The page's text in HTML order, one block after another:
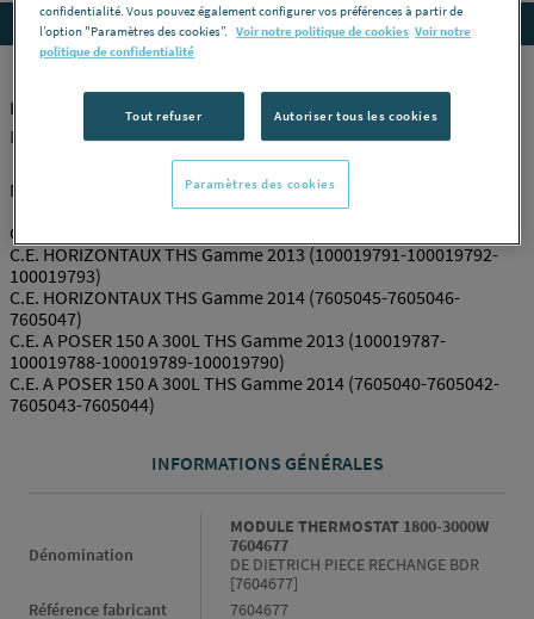
Accedez aux détails du produit
MODULE THERMOSTAT 1800-3000W 7604677
DE DIETRICH PIECE RECHANGE BDR [7604677]
MODULE THERMOSTAT 1800W A 3000W HZ/SS T3
Cette pièce peut-être montée notamment sur les appareils :
C.E. HORIZONTAUX THS Gamme 2013 (100019791-100019792-
100019793)
C.E. HORIZONTAUX THS Gamme 2014 (7605045-7605046-
7605047)
C.E. A POSER 150 A 300L THS Gamme 2013 (100019787-
100019788-100019789-100019790)
C.E. A POSER 150 A 300L THS Gamme 2014 (7605040-7605042-
7605043-7605044)
INFORMATIONS GÉNÉRALES
Dénomination
MODULE THERMOSTAT 1800-3000W
7604677
DE DIETRICH PIECE RECHANGE BDR
[7604677]
Référence fabricant
7604677
confidentialité. Vous pouvez également configurer vos préférences à partir de
l’option "Paramètres des cookies”.
Voir notre politique de cookies Voir notre
politique de confidentialité
Tout refuser Autoriser tous les cookies
Paramètres des cookies